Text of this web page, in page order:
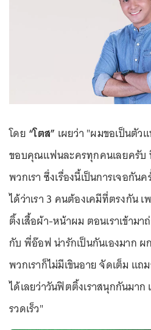
โดย “โตส” เผยว่า "ผมขอเป็นตั
ขอบคุณแฟนละครทุกคนเลยครับ
พวกเรา ซึ่งเรื่องนี้เป็นการเจอกัน
ได้ว่าเรา 3 คนต้องเคมีที่ตรงกัน
ติ้งเสื้อผ้า-หน้าผม ตอนเราเข้าม
กับ พี่อ๊อฟ น่ารักเป็นกันเองมาก
พวกเราก็ไม่มีเขินอาย จัดเต็ม แ
ได้เลยว่าวันฟิตติ้งเราสนุกกันมา
รวดเร็ว"